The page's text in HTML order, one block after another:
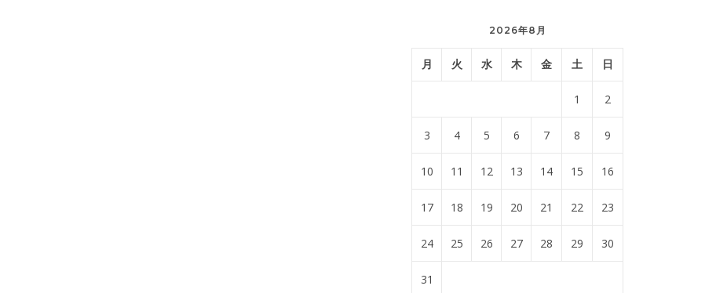
2026年8月
月 火 水 木 金 土 日
1 2
3 4 5 6 7 8 9
10 11 12 13 14 15 16
17 18 19 20 21 22 23
24 25 26 27 28 29 30
31